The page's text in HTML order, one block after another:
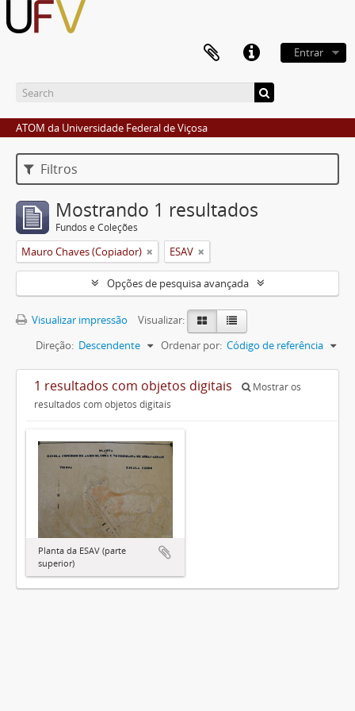
Entrar
ATOM da Universidade Federal de Viçosa
Filtros
Mostrando 1 resultados
Fundos e Coleções
Mauro Chaves (Copiador) ESAV
Opções de pesquisa avançada
Visualizar impressão
Visualizar:
Ordenar por: Código de referência
Direção: Descendente
1 resultados com objetos digitais
Mostrar os
resultados com objetos digitais
Planta da ESAV (parte
superior)